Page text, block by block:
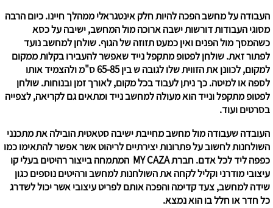
העבודה על מחשב הפכה להיות חלק אינטגראלי ממהלך חיינו. כיום הרבה
מסוגי העבודות דורשות ישבה ארוכה מול המחשב, ישיבה על כסא
כשהמסך מול הפנים ואין כמעט תזוזה של הגוף. שולחן למחשב נועד
לפתור זאת. שולחן לפטופ מתקפל נייד שאפשר להעבירו בקלות ממקום
למקום, לכוונן את הזווית שלו לגובה ש בין 65-85 ס"מ ולהצמיד אותו
לספה או למיטה. כך ניתן לעבוד בכל מקום, לאורך זמן ובנוחות. שולחן
לפטופ מתקפל ונייד הוא מעולה למחשב נייד ומתאים גם לקריאה, לצפייה
בסרטים ועוד.
העובדה שעבודה מול מחשב מחייבת ישיבה סטאטית הובילה את מתכנני
השולחנות לחשוב על פתרונות יצירתיים לריהוט אשר אפשר להתאימו כמו
כפפה ליד לכל אדם. חברת MY CAZA המתמחה בייצור רהיטים בעלי קו
עיצובי מודרני וקליל לקחה את השולחנות למחשב ורהיטים נוספים כגון
שידה למחשב, צעד קדימה והפכה אותם לפריט עיצובי אשר יכול לשדרג
כל חדר או חלל בו הוא נמצא.